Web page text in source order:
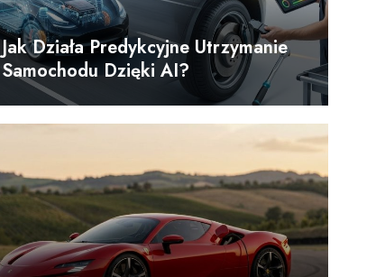
Jak Działa Predykcyjne Utrzymanie
Samochodu Dzięki AI?